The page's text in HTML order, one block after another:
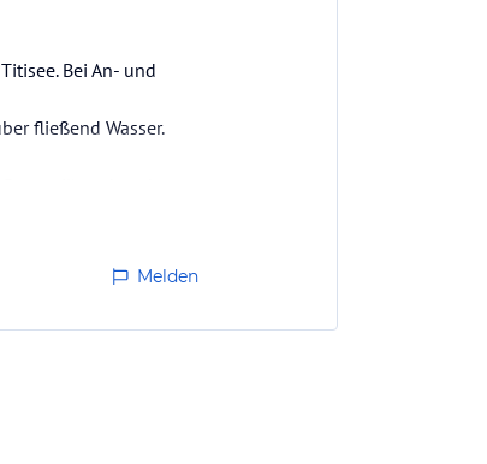
Bei An- und
fließend Wasser.
Melden